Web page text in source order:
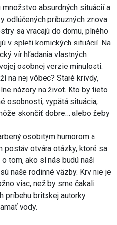
množstvo absurdných situácií a
odlúčených príbuzných znova
sa vracajú do domu, plného
v spleti komických situácií. Na
vír hľadania vlastných
osobnej verzie minulosti.
na nej vôbec? Staré krivdy,
názory na život. Kto by tieto
osobnosti, vypätá situácia,
skončiť dobre… alebo žeby
osobitým humorom a
postáv otvára otázky, ktoré sa
tom, ako si nás budú naši
naše rodinné väzby. Krv nie je
viac, než by sme čakali.
príbehu britskej autorky
vody.